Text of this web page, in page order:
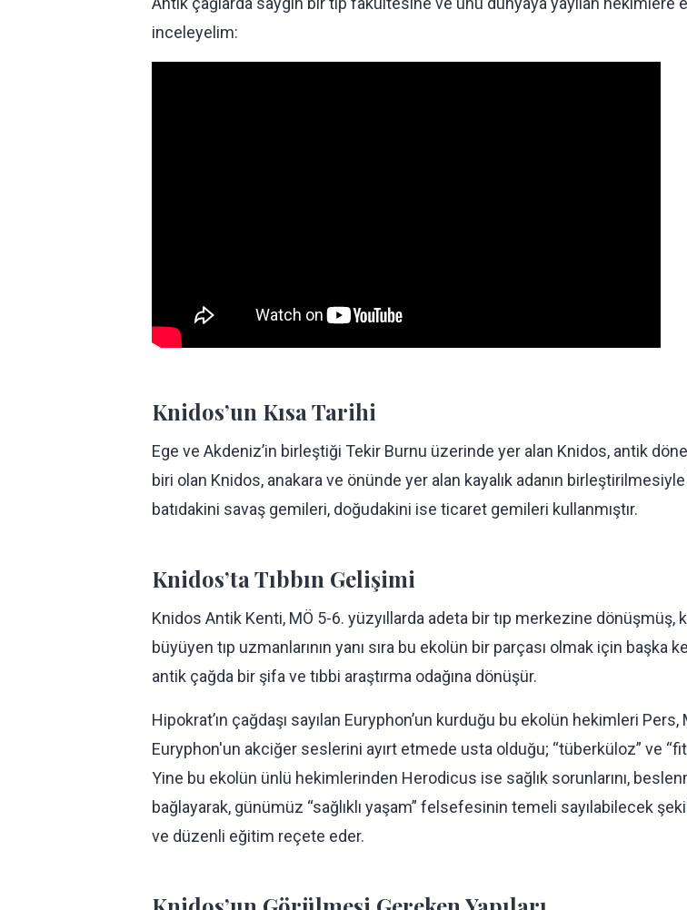
inceleyelim:
Knidos’un Kısa Tarihi
Ege ve Akdeniz’in birleştiği Tekir Burnu üzerinde yer alan Knidos, antik
biri olan Knidos, anakara ve önünde yer alan kayalık adanın
batıdakini savaş gemileri, doğudakini ise ticaret gemileri kullanmıştır.
Knidos’ta Tıbbın Gelişimi
Knidos Antik Kenti, MÖ 5-6. yüzyıllarda adeta bir tıp merkezine
büyüyen tıp uzmanlarının yanı sıra bu ekolün bir parçası olmak için
antik çağda bir şifa ve tıbbi araştırma odağına dönüşür.
Hipokrat’ın çağdaşı sayılan Euryphon’un kurduğu bu ekolün hekimleri
Euryphon'un akciğer seslerini ayırt etmede usta olduğu; “tüberküloz” ve
Yine bu ekolün ünlü hekimlerinden Herodicus ise sağlık sorunlarını,
bağlayarak, günümüz “sağlıklı yaşam” felsefesinin temeli sayılabilecek
ve düzenli eğitim reçete eder.